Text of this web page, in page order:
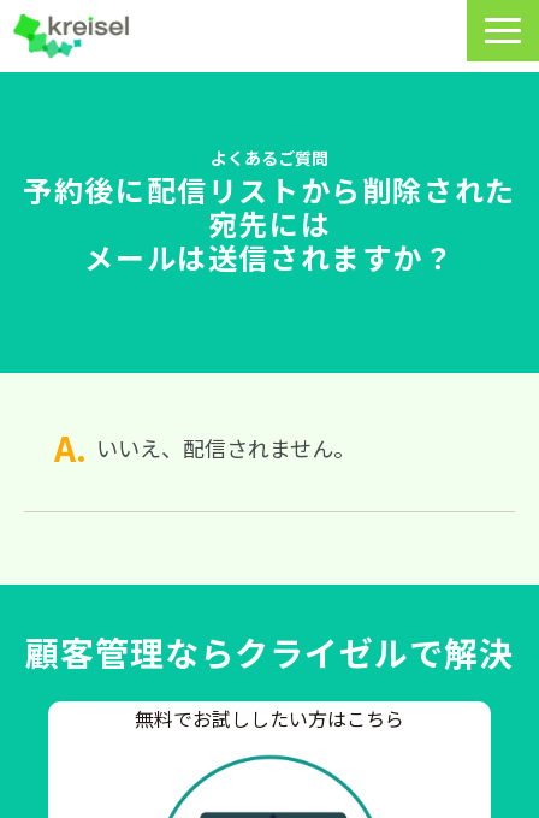
サービス一覧
クライゼルの使い方
資料DL・ウェビナー一覧
料金・プラン
よくあるご質問
予約後に配信リストから削除された
宛先には
メールは送信されますか？
いいえ、配信されません。
顧客管理ならクライゼルで解決
無料でお試ししたい方はこちら